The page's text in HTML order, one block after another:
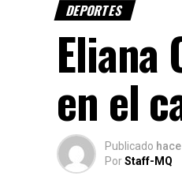
DEPORTES
Eliana
en el
Publicado
PorStaff-MQ